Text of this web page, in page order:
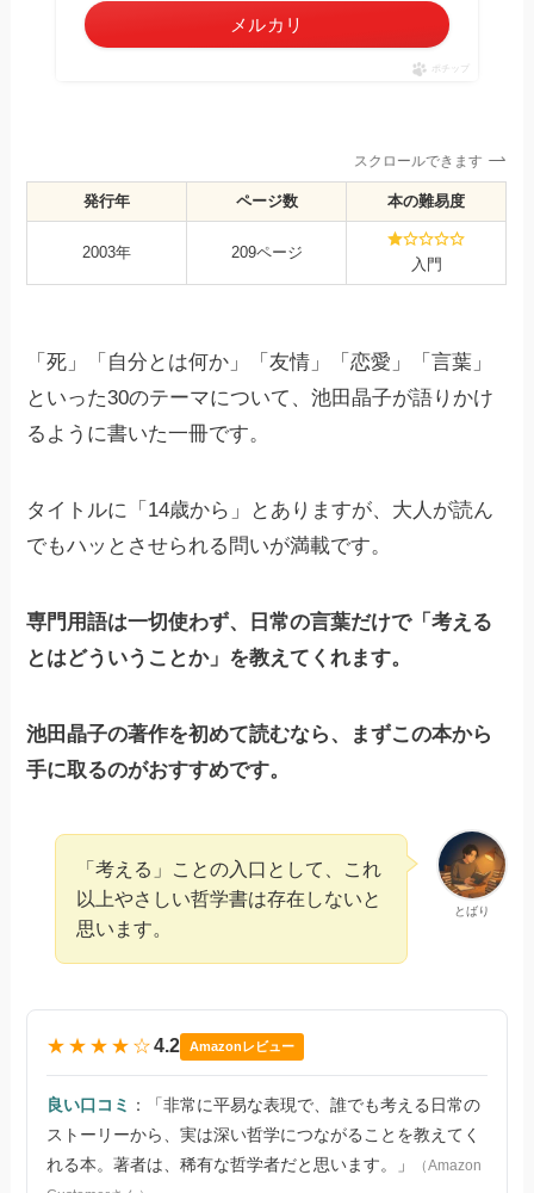
メルカリ
ポチップ
スクロールできます
発行年 ページ数 本の難易度
2003年 209ページ
入門
「死」「自分とは何か」「友情」「恋愛」「言葉」
といった30のテーマについて、池田晶子が語りかけ
るように書いた一冊です。
タイトルに「14歳から」とありますが、大人が読ん
でもハッとさせられる問いが満載です。
専門用語は一切使わず、日常の言葉だけで「考える
とはどういうことか」を教えてくれます。
池田晶子の著作を初めて読むなら、まずこの本から
手に取るのがおすすめです。
とばり
「考える」ことの入口として、これ
以上やさしい哲学書は存在しないと
思います。
★★★★☆4.2 Amazonレビュー
良い口コミ
：「非常に平易な表現で、誰でも考える日常の
ストーリーから、実は深い哲学につながることを教えてく
れる本。著者は、稀有な哲学者だと思います。」
（Amazon